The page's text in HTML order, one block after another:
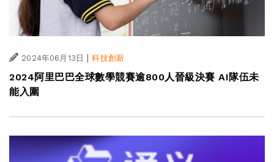
2024年06月13日 | 科技創新
2024阿里巴巴全球數學競賽逾800人晉級決賽 AI隊伍未
能入圍